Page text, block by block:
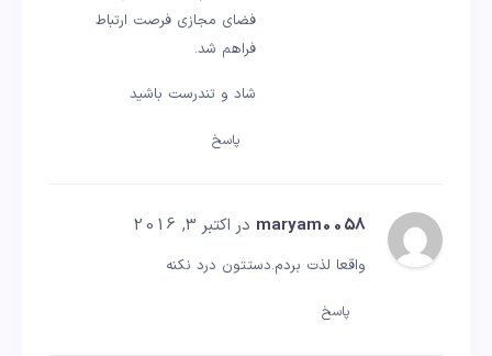
فضای مجازی فرصت ارتباط
فراهم شد.
شاد و تندرست باشید
پاسخ
maryam0058 در اکتبر 3, 2016
واقعا لذت بردم.دستتون درد نکنه
پاسخ